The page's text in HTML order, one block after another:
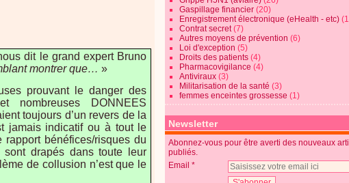
dit le grand expert Bruno
montrer que… »
prouvant le danger des
nombreuses DONNEES
toujours d’un revers de la
jamais indicatif ou à tout le
bénéfices/risques du
drapés dans toute leur
de collusion n’est que le
Gaspillage financier (20)
Enregistrement électronique (eHealth - etc)
Contrat secret(7)
Autres moyens de prévention (6)
Loi d'exception (5)
Droits des patients (4)
Pharmacovigilance (4)
Antiviraux (3)
Militarisation de la santé (3)
femmes enceintes grossesse (1)
Newsletter
Abonnez-vous pour être averti des nouveaux
publiés.
Email